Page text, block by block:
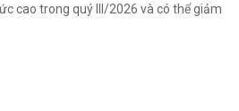
cao trong quý III/2026 và có thể giảm